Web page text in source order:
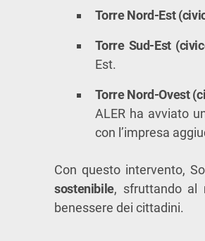
Torre Nord-Est
Torre Sud-Est
Est.
Torre Nord-Ovest
ALER ha avviato
con l’impresa
Con questo intervento,
sostenibile, sfruttando al
benessere dei cittadini.